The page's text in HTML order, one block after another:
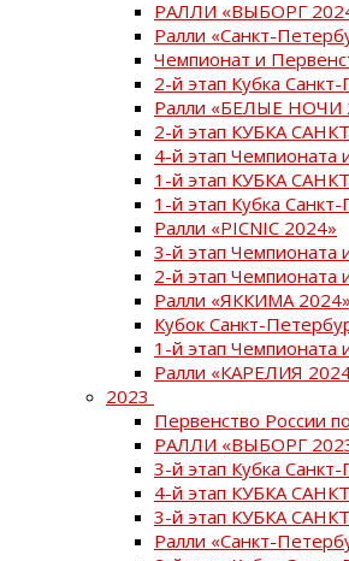
РАЛЛИ «ВЫБОРГ
Ралли «Санкт-
Чемпионат и
2-й этап Кубка
Ралли «БЕЛЫЕ НОЧИ
2-й этап КУБКА
4-й этап Чемпионата
1-й этап КУБКА
1-й этап Кубка
Ралли «PICNIC 2024»
3-й этап Чемпионата
2-й этап Чемпионата
Ралли «ЯККИМА 2024»
Кубок Санкт-
1-й этап
Ралли «КАРЕЛИЯ
2023
Первенство России
РАЛЛИ «ВЫБОРГ
3-й этап Кубка
4-й этап КУБКА
3-й этап КУБКА
Ралли «Санкт-